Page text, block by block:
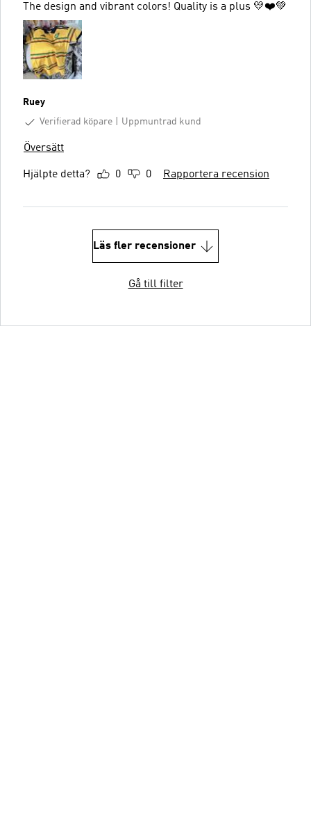
The design and vibrant colors! Quality is a plus 💛❤️💚
Ruey
Verifierad köpare
Uppmuntrad kund
Översätt
Hjälpte detta? 0 0 Rapportera recension
Läs fler recensioner
Gå till filter